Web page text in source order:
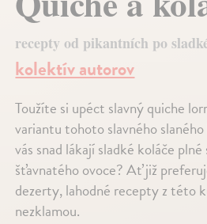
recepty od pikantních po
kolektív autorov
Toužíte si upéct slavný quiche
variantu tohoto slavného
vás snad lákají sladké koláče
šťavnatého ovoce? Ať již
dezerty, lahodné recepty z této
nezklamou.